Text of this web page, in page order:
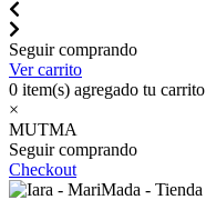
Seguir comprando
Ver carrito
0 item(s) agregado tu carrito
×
MUTMA
Seguir comprando
Checkout